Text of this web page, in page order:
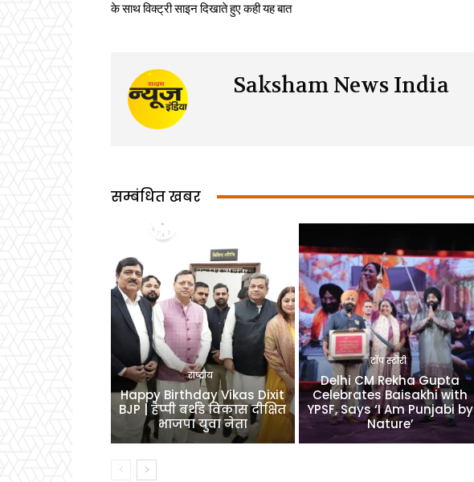
के साथ विक्ट्री साइन दिखाते हुए कही यह बात
Saksham News India
सम्बंधित खबर
राष्ट्रीय
Happy Birthday Vikas Dixit
BJP | हैप्पी बर्थडे विकास दीक्षित
भाजपा युवा नेता
टॉप स्टोरी
Delhi CM Rekha Gupta
Celebrates Baisakhi with
YPSF, Says ‘I Am Punjabi by
Nature’